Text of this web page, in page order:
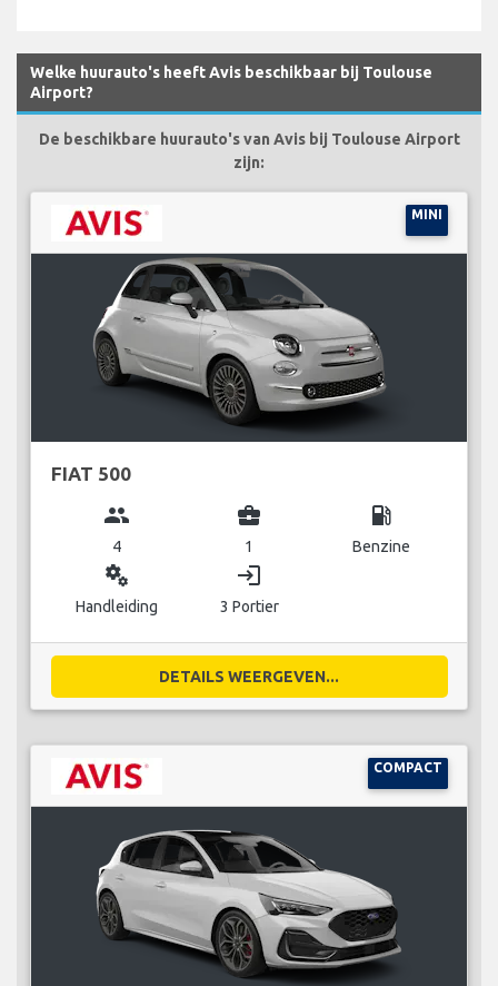
Welke huurauto's heeft Avis beschikbaar bij Toulouse
Airport?
De beschikbare huurauto's van Avis bij Toulouse Airport
zijn:
MINI
FIAT 500
group
4
business_center
1
local_gas_station
Benzine
miscellaneous_services
Handleiding
login
3 Portier
DETAILS WEERGEVEN...
COMPACT